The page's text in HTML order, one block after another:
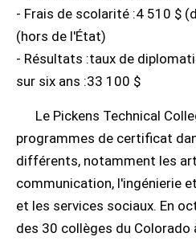
- Frais de scolarité :4 510 $
(hors de l'État)
- Résultats :taux de
sur six ans :33 100 $
Le Pickens Technical
programmes de certificat
différents, notamment les
communication, l'ingénierie
et les services sociaux. En
des 30 collèges du Colorado